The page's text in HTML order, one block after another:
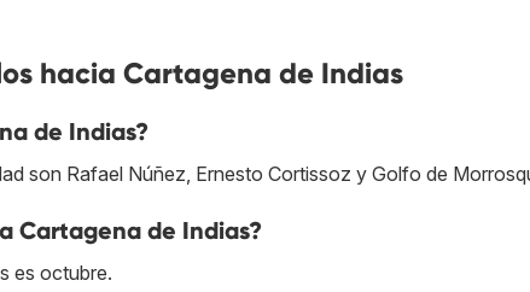
hacia Cartagena de Indias
de Indias?
son Rafael Núñez, Ernesto Cortissoz y Golfo de
Cartagena de Indias?
es octubre.